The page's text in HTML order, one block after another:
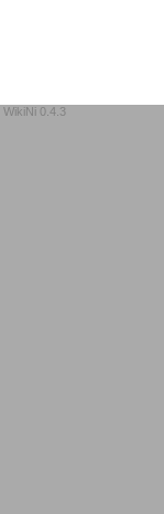
WikiNi 0.4.3